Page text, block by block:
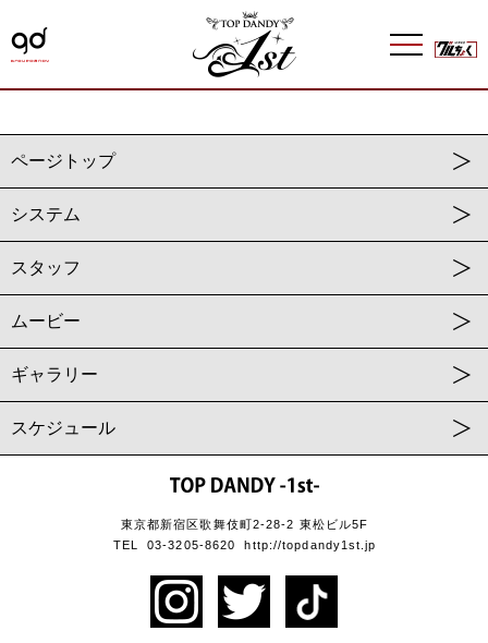
ページトップ
システム
スタッフ
ムービー
ギャラリー
スケジュール
東京都新宿区歌舞伎町2-28-2 東松ビル5F
TEL 03-3205-8620 http://topdandy1st.jp